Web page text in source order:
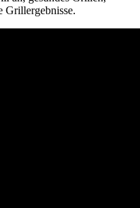
Grillergebnisse.